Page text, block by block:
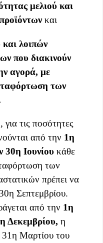
μελιού και
και
λοιπών
που διακινούν
αγορά, με
των
τις ποσότητες
από την 1η
30η Ιουνίου κάθε
των
πρέπει να
Σεπτεμβρίου.
από την 1η
Δεκεμβρίου, η
31η Μαρτίου του